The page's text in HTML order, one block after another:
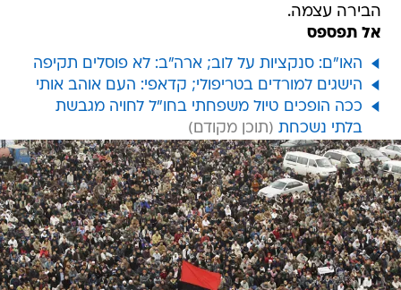
הבירה עצמה.
אל תפספס
האו"ם: סנקציות על לוב; ארה"ב: לא פוסלים תקיפה
הישגים למורדים בטריפולי; קדאפי: העם אוהב אותי
ככה הופכים טיול משפחתי בחו"ל לחויה מגבשת
בלתי נשכחת